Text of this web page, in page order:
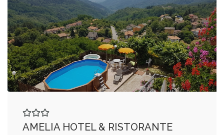
AMELIA HOTEL & RISTORANTE